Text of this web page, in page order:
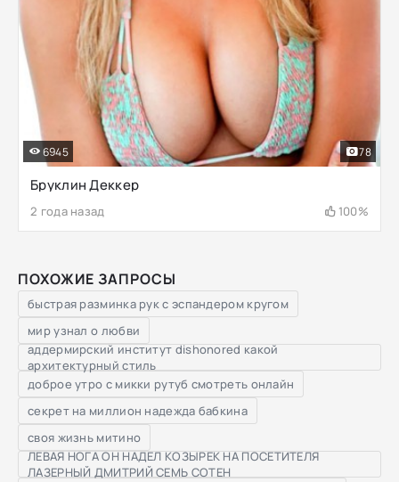
Бруклин Деккер
2 года назад 100%
6945 78
ПОХОЖИЕ ЗАПРОСЫ
быстрая разминка рук с эспандером кругом
мир узнал о любви
аддермирский институт dishonored какой
архитектурный стиль
доброе утро с микки рутуб смотреть онлайн
секрет на миллион надежда бабкина
своя жизнь митино
ЛЕВАЯ НОГА ОН НАДЕЛ КОЗЫРЕК НА ПОСЕТИТЕЛЯ
ЛАЗЕРНЫЙ ДМИТРИЙ СЕМЬ СОТЕН